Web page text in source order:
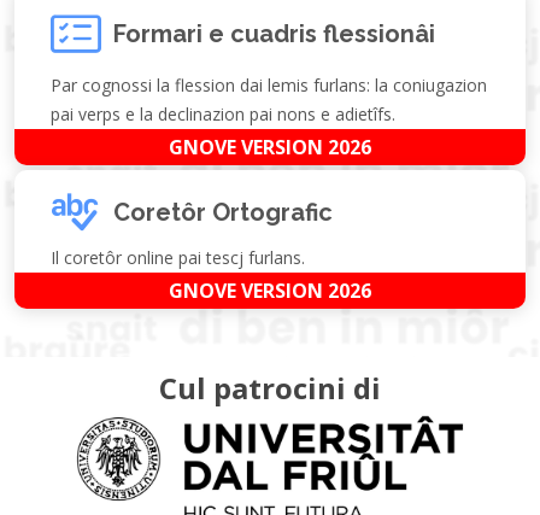
Formari e cuadris flessionâi
Par cognossi la flession dai lemis furlans: la coniugazion
pai verps e la declinazion pai nons e adietîfs.
GNOVE VERSION 2026
Coretôr Ortografic
Il coretôr online pai tescj furlans.
GNOVE VERSION 2026
Cul patrocini di